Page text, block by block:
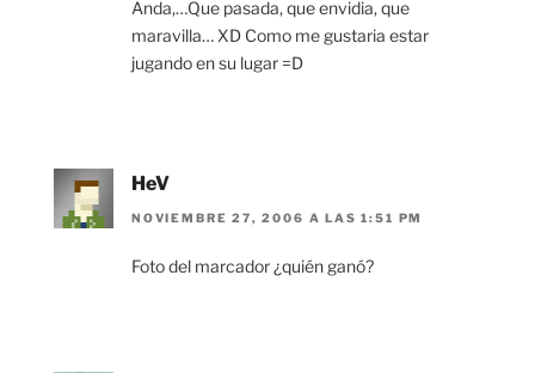
Anda,…Que pasada, que envidia, que
maravilla… XD Como me gustaria estar
jugando en su lugar =D
HeV
NOVIEMBRE 27, 2006 A LAS 1:51 PM
Foto del marcador ¿quién ganó?